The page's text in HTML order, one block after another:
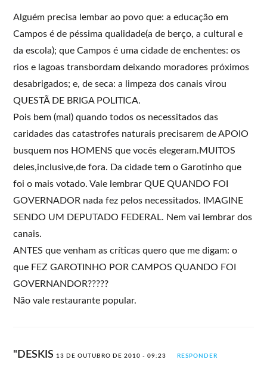
Alguém precisa lembar ao povo que: a educação em
Campos é de péssima qualidade(a de berço, a cultural e
da escola); que Campos é uma cidade de enchentes: os
rios e lagoas transbordam deixando moradores próximos
desabrigados; e, de seca: a limpeza dos canais virou
QUESTÃ DE BRIGA POLITICA.
Pois bem (mal) quando todos os necessitados das
caridades das catastrofes naturais precisarem de APOIO
busquem nos HOMENS que vocês elegeram.MUITOS
deles,inclusive,de fora. Da cidade tem o Garotinho que
foi o mais votado. Vale lembrar QUE QUANDO FOI
GOVERNADOR nada fez pelos necessitados. IMAGINE
SENDO UM DEPUTADO FEDERAL. Nem vai lembrar dos
canais.
ANTES que venham as críticas quero que me digam: o
que FEZ GAROTINHO POR CAMPOS QUANDO FOI
GOVERNANDOR?????
Não vale restaurante popular.
"DESKIS 13 DE OUTUBRO DE 2010 - 09:23 RESPONDER